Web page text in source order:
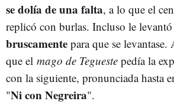
se dolía de una falta, a lo que el
replicó con burlas. Incluso le
bruscamente para que se levantase.
que el mago de Tegueste pedía la
con la siguiente, pronunciada hasta
"Ni con Negreira".